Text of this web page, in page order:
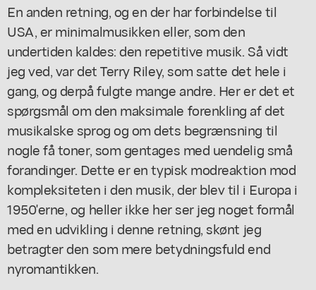
En anden retning, og en der har forbindelse til
USA, er minimalmusikken eller, som den
undertiden kaldes: den repetitive musik. Så vidt
jeg ved, var det Terry Riley, som satte det hele i
gang, og derpå fulgte mange andre. Her er det et
spørgsmål om den maksimale forenkling af det
musikalske sprog og om dets begrænsning til
nogle få toner, som gentages med uendelig små
forandinger. Dette er en typisk modreaktion mod
kompleksiteten i den musik, der blev til i Europa i
1950'erne, og heller ikke her ser jeg noget formål
med en udvikling i denne retning, skønt jeg
betragter den som mere betydningsfuld end
nyromantikken.